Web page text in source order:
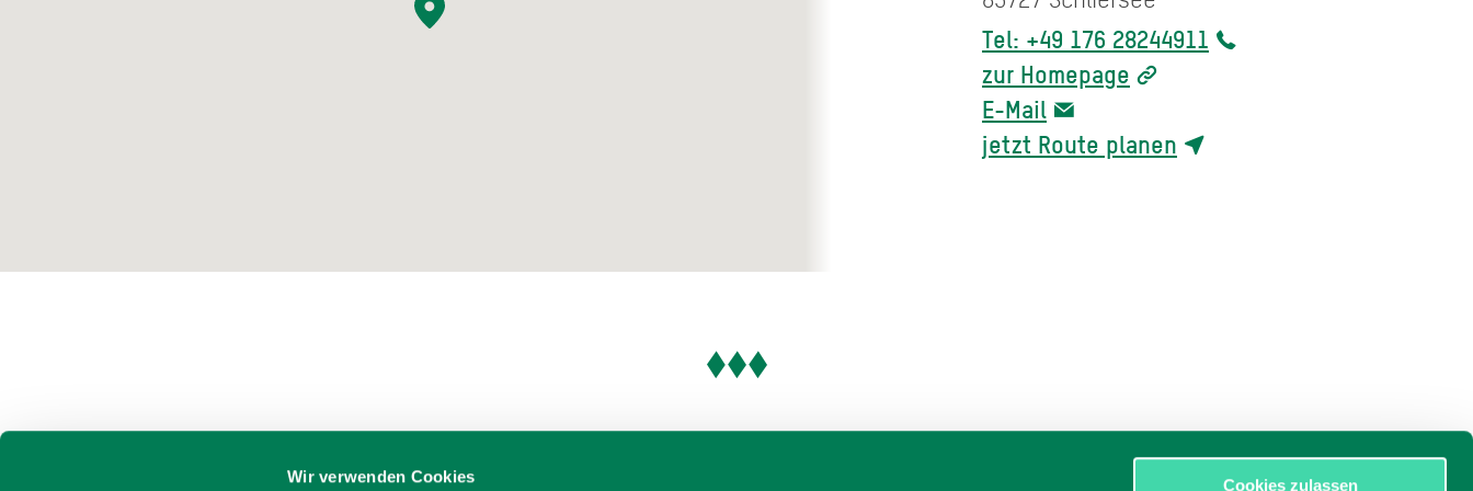
Wir verwenden Cookies Cookies zulassen
Tel: +49 176 28244911
zur Homepage
E-Mail
jetzt Route planen